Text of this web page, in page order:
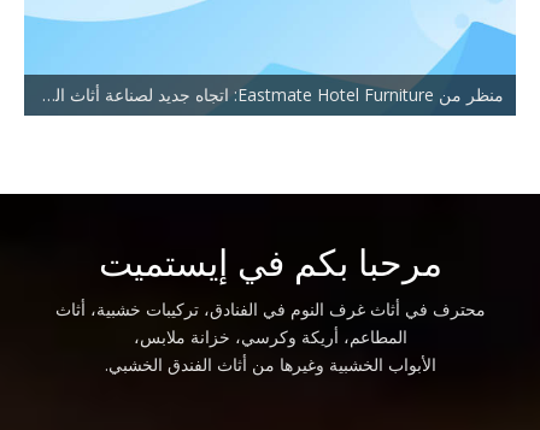
منظر من Eastmate Hotel Furniture: اتجاه جديد لصناعة أثاث الفنادق
مرحبا بكم في إيستميت
محترف في أثاث غرف النوم في الفنادق، تركيبات خشبية، أثاث
المطاعم، أريكة وكرسي، خزانة ملابس،
الأبواب الخشبية وغيرها من أثاث الفندق الخشبي.